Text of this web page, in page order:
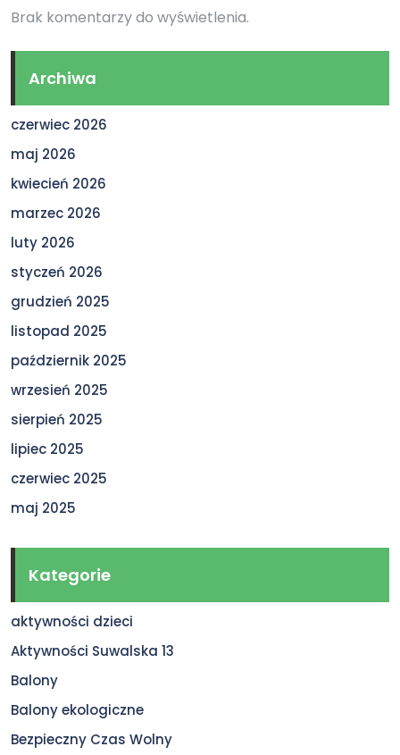
Brak komentarzy do wyświetlenia.
Archiwa
czerwiec 2026
maj 2026
kwiecień 2026
marzec 2026
luty 2026
styczeń 2026
grudzień 2025
listopad 2025
październik 2025
wrzesień 2025
sierpień 2025
lipiec 2025
czerwiec 2025
maj 2025
Kategorie
aktywności dzieci
Aktywności Suwalska 13
Balony
Balony ekologiczne
Bezpieczny Czas Wolny